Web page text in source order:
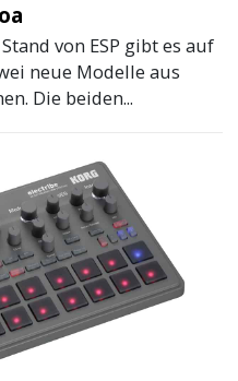
von ESP gibt es auf
neue Modelle aus
Die beiden...